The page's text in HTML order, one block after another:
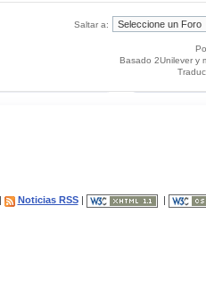
Saltar a:
Basado 2Unilever y
Noticias RSS|